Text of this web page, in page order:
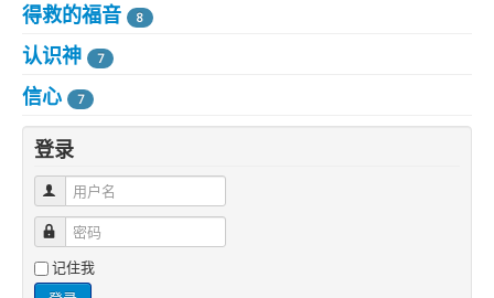
得救的福音 8
认识神 7
信心 7
登录
用户名
密码
记住我